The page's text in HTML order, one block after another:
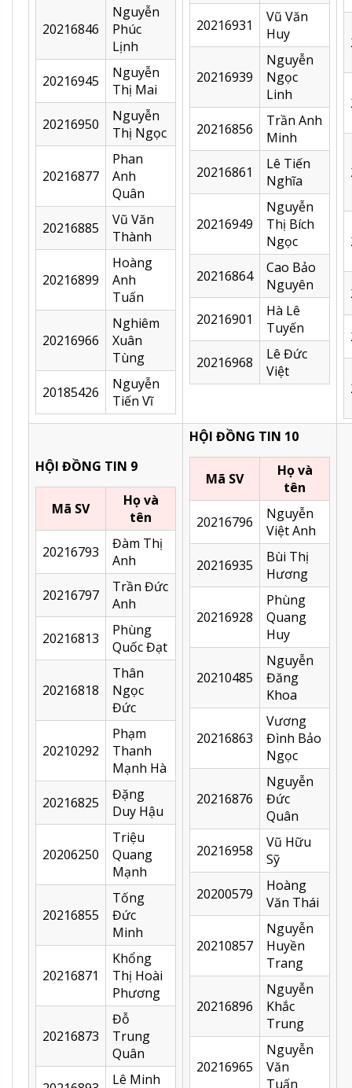
20216846
Nguyễn
Phúc
Lịnh
20216945
Nguyễn
Thị Mai
20216950
Nguyễn
Thị Ngọc
20216877
Phan
Anh
Quân
20216885
Vũ Văn
Thành
20216899
Hoàng
Anh
Tuấn
20216966
Nghiêm
Xuân
Tùng
20185426
Nguyễn
Tiến Vĩ
20216931
Vũ Văn
Huy
20216939
Nguyễn
Ngọc
Linh
20216856
Trần Anh
Minh
20216861
Lê Tiến
Nghĩa
20216949
Nguyễn
Thị Bích
Ngọc
20216864
Cao Bảo
Nguyên
20216901
Hà Lê
Tuyến
20216968
Lê Đức
Việt
HỘI ĐỒNG TIN 9
Mã SV
Họ và
tên
20216793
Đàm Thị
Anh
20216797
Trần Đức
Anh
20216813
Phùng
Quốc Đạt
20216818
Thân
Ngọc
Đức
20210292
Phạm
Thanh
Mạnh Hà
20216825
Đặng
Duy Hậu
20206250
Triệu
Quang
Mạnh
20216855
Tống
Đức
Minh
20216871
Khổng
Thị Hoài
Phương
20216873
Đỗ
Trung
Quân
Lê Minh
HỘI ĐỒNG TIN 10
Mã SV
Họ và
tên
20216796
Nguyễn
Việt Anh
20216935
Bùi Thị
Hương
20216928
Phùng
Quang
Huy
20210485
Nguyễn
Đăng
Khoa
20216863
Vương
Đình Bảo
Ngọc
20216876
Nguyễn
Đức
Quân
20216958
Vũ Hữu
Sỹ
20200579
Hoàng
Văn Thái
20210857
Nguyễn
Huyền
Trang
20216896
Nguyễn
Khắc
Trung
20216965
Nguyễn
Văn
Tuấn